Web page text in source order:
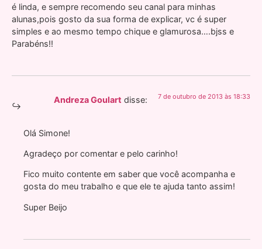
é linda, e sempre recomendo seu canal para minhas
alunas,pois gosto da sua forma de explicar, vc é super
simples e ao mesmo tempo chique e glamurosa….bjss e
Parabéns!!
Andreza Goulart disse: 7 de outubro de 2013 às 18:33
Olá Simone!
Agradeço por comentar e pelo carinho!
Fico muito contente em saber que você acompanha e
gosta do meu trabalho e que ele te ajuda tanto assim!
Super Beijo